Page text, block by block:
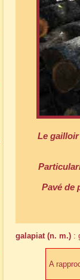
Le gailloir
Pavé de
galapiat (n. m.) :
A